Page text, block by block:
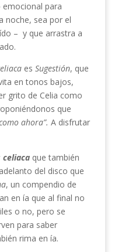
para
noche, sea por el
– y que arrastra a
es Sugestión, que
en tonos bajos,
grito de Celia como
que
ahora”. A disfrutar
celiacaque también
del disco que
, un compendio de
en ía que al final no
o no, pero se
para saber
rima en ía.